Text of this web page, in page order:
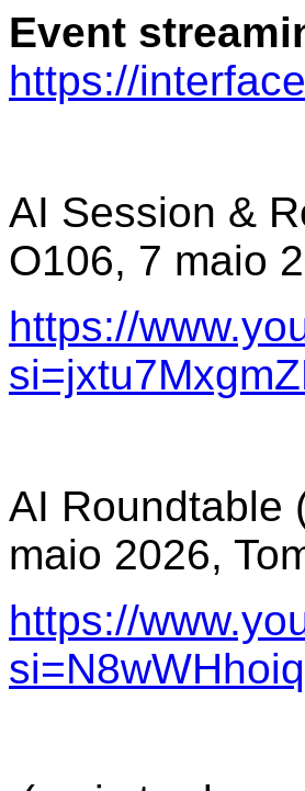
Event
https://
AI Session &
O106, 7 maio
https://
AI Roundtable
maio 2026,
https://